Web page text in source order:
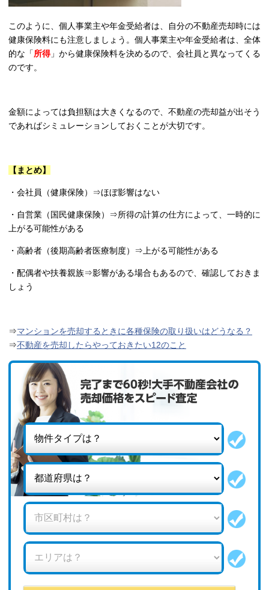
このように、個人事業主や年金受給者は、自分の不動産売却時には
健康保険料にも注意しましょう。個人事業主や年金受給者は、全体
的な「所得」から健康保険料を決めるので、会社員と異なってくる
のです。
金額によっては負担額は大きくなるので、不動産の売却益が出そう
であればシミュレーションしておくことが大切です。
【まとめ】
・会社員（健康保険）⇒ほぼ影響はない
・自営業（国民健康保険）⇒所得の計算の仕方によって、一時的に
上がる可能性がある
・高齢者（後期高齢者医療制度）⇒上がる可能性がある
・配偶者や扶養親族⇒影響がある場合もあるので、確認しておきま
しょう
⇒マンションを売却するときに各種保険の取り扱いはどうなる？
⇒不動産を売却したらやっておきたい12のこと